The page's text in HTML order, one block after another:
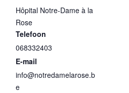
Hôpital Notre-Dame à la
Rose
Telefoon
068332403
E-mail
info@notredamelarose.b
e